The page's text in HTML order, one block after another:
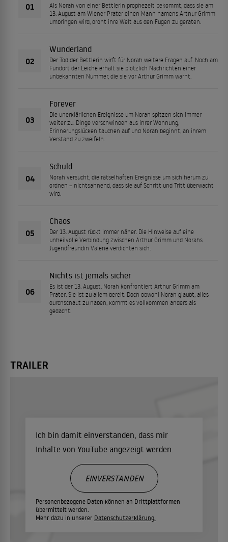
01
Als Norah von einer Bettlerin prophezeit bekommt, dass sie am
13. August am Wiener Prater einen Mann namens Arthur Grimm
umbringen wird, droht ihre Welt aus den Fugen zu geraten.
02
Wunderland
Der Tod der Bettlerin wirft für Norah weitere Fragen auf. Noch am
Fundort der Leiche erhält sie plötzlich Nachrichten einer
unbekannten Nummer, die sie vor Arthur Grimm warnt.
03
Forever
Die unerklärlichen Ereignisse um Norah spitzen sich immer
weiter zu. Dinge verschwinden aus ihrer Wohnung,
Erinnerungslücken tauchen auf und Norah beginnt, an ihrem
Verstand zu zweifeln.
04
Schuld
Norah versucht, die rätselhaften Ereignisse um sich herum zu
ordnen – nichtsahnend, dass sie auf Schritt und Tritt überwacht
wird.
05
Chaos
Der 13. August rückt immer näher. Die Hinweise auf eine
unheilvolle Verbindung zwischen Arthur Grimm und Norahs
Jugendfreundin Valerie verdichten sich.
06
Nichts ist jemals sicher
Es ist der 13. August. Norah konfrontiert Arthur Grimm am
Prater. Sie ist zu allem bereit. Doch obwohl Norah glaubt, alles
durchschaut zu haben, kommt es vollkommen anders als
gedacht.
TRAILER
Ich bin damit einverstanden, dass mir
Inhalte von YouTube angezeigt werden.
Personenbezogene Daten können an Drittplattformen
übermittelt werden.
Mehr dazu in unserer Datenschutzerklärung.
EINVERSTANDEN